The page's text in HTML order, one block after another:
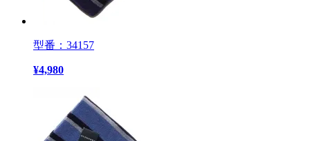
型番：34157
¥4,980